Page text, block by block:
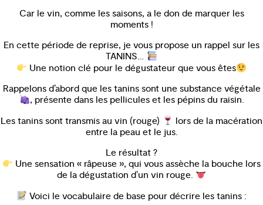
Car le vin, comme les saisons, a le don de marquer les
moments !
En cette période de reprise, je vous propose un rappel sur les
TANINS…
Une notion clé pour le dégustateur que vous êtes
Rappelons d’abord que les tanins sont une substance végétale
, présente dans les pellicules et les pépins du raisin.
Les tanins sont transmis au vin (rouge)
lors de la macération
entre la peau et le jus.
Le résultat ?
Une sensation « râpeuse », qui vous assèche la bouche lors
de la dégustation d’un vin rouge.
Voici le vocabulaire de base pour décrire les tanins :